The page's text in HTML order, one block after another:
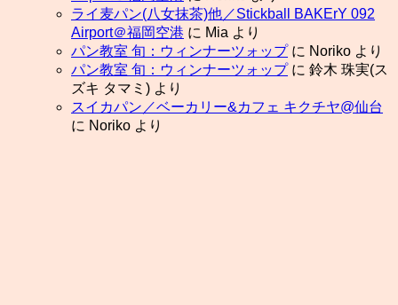
ライ麦パン(八女抹茶)他／Stickball BAKErY 092
Airport＠福岡空港 に Mia より
パン教室 旬：ウィンナーツォップに Noriko より
パン教室 旬：ウィンナーツォップに 鈴木 珠実(ス
ズキ タマミ) より
スイカパン／ベーカリー&カフェ キクチヤ@仙台
に Noriko より